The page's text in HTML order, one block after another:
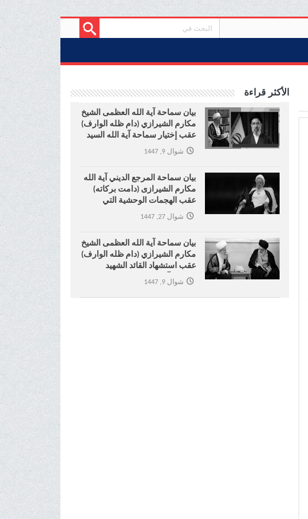
الأكثر قراءة
بیان سماحة آیة الله العظمی الشیخ
مکارم الشیرازي (دام ظله الوارف)
عقب إختیار سماحة آیة الله السید
مجتبی الخامنئي قائدا للثورة
الإسلامیة
شوال 9, 1447
بیان سماحة المرجع الدیني آية الله
مکارم الشیرازی (دامت برکاته)
عقب الهجمات الوحشية التي
ارتکبها الکيان الصهیوني علی لبنان
شوال 27, 1447
بیان سماحة آیة الله العظمی الشیخ
مکارم الشیرازي (دام ظله الوارف)
عقب استشهاد القائد الشهید
سماحة آیة الله العظمی الإمام
الخامنئي
شوال 9, 1447